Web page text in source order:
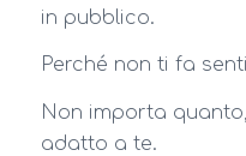
in pubblico.
Perché non ti fa
Non importa
adatto a te.